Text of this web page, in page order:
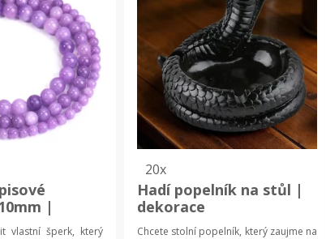
|
vlastní šperk, který
20x
Hadí popelník na stůl |
dekorace
Chcete stolní popelník, který zaujme na